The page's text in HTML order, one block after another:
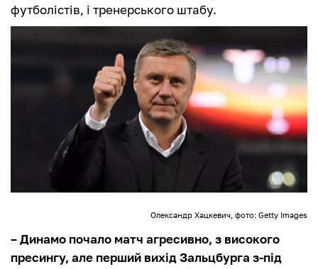
футболістів, і тренерського штабу.
Олександр Хацкевич, фото: Getty Images
– Динамо почало матч агресивно, з високого
пресингу, але перший вихід Зальцбурга з-під